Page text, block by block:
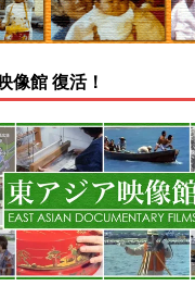
像館 復活！